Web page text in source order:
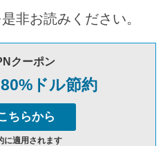
非お読みください。
クーポン
ドル節約
ちらから
に適用されます